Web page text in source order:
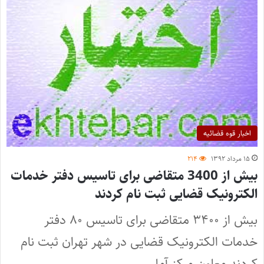
اخبار قوه قضائیه
۱۵ مرداد ۱۳۹۲ ۲۱۴
بیش از 3400 متقاضی برای تاسیس دفتر خدمات
الکترونیک قضایی ثبت نام کردند
بیش از ۳۴۰۰ متقاضی برای تاسیس ۸۰ دفتر
خدمات الکترونیک قضایی در شهر تهران ثبت نام